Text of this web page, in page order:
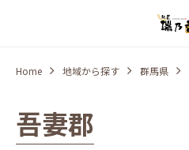
Home 地域から探す 群馬県
吾妻郡